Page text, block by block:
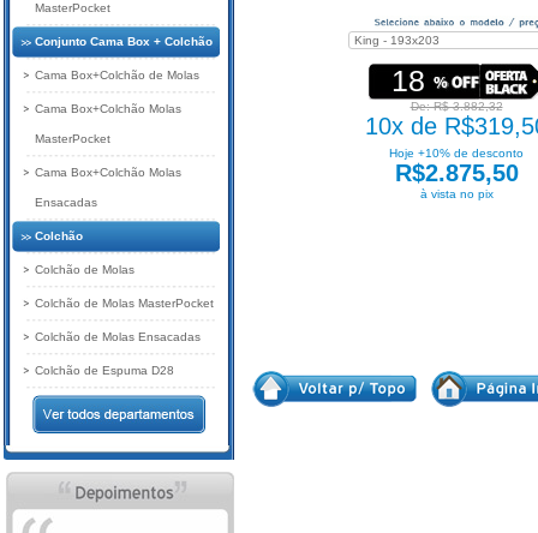
18
De: R$ 3.882,32
10x de
Hoje +10% de desconto
R$2.875,50
à vista no pix
MasterPocket
Conjunto Cama Box + Colchão
Cama Box+Colchão de Molas
Cama Box+Colchão Molas
MasterPocket
Cama Box+Colchão Molas
Ensacadas
Colchão
Colchão de Molas
Colchão de Molas MasterPocket
Colchão de Molas Ensacadas
Colchão de Espuma D28